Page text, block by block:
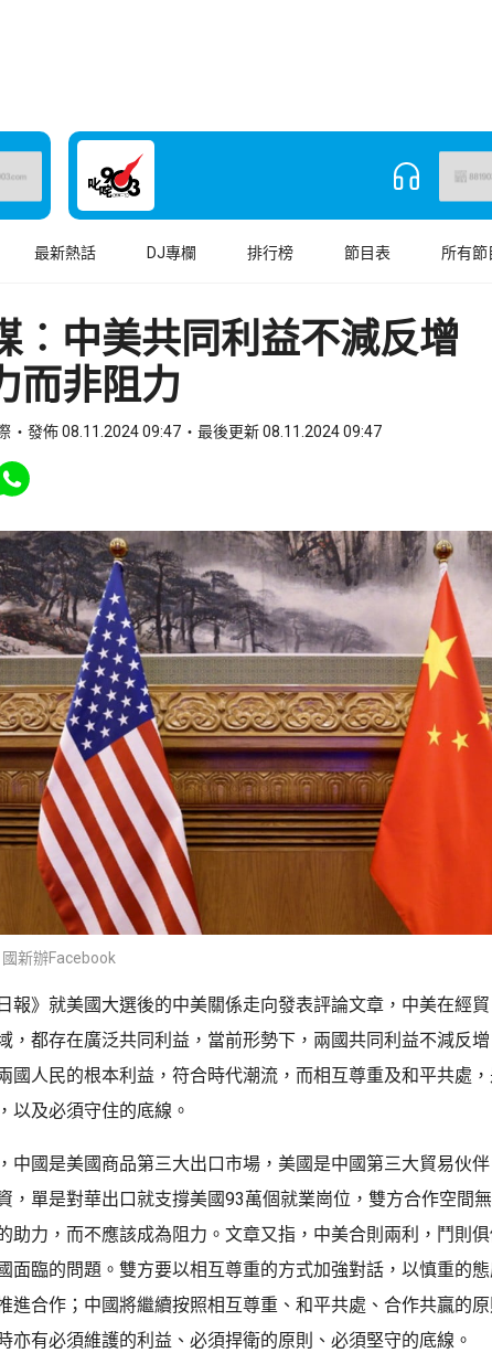
最新熱話 DJ專欄 排行榜 節目表 所有節
︰中美共同利益不減反
而非阻力
發佈 08.11.2024 09:47 最後更新 08.11.2024 09:47
Facebook
Share to WhatsApp
新辦Facebook
報》就美國大選後的中美關係走向發表評論文章，中美在經
，都存在廣泛共同利益，當前形勢下，兩國共同利益不減反
國人民的根本利益，符合時代潮流，而相互尊重及和平共處
以及必須守住的底線。
中國是美國商品第三大出口市場，美國是中國第三大貿易伙
，單是對華出口就支撐美國93萬個就業崗位，雙方合作空間
助力，而不應該成為阻力。文章又指，中美合則兩利，鬥則
面臨的問題。雙方要以相互尊重的方式加強對話，以慎重的
進合作；中國將繼續按照相互尊重、和平共處、合作共贏的
亦有必須維護的利益、必須捍衛的原則、必須堅守的底線。